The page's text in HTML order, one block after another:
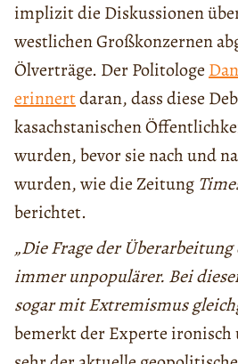
implizit die Diskussionen
westlichen Großkonzernen
Ölverträge. Der Politologe
erinnertdaran, dass diese
kasachstanischen
wurden, bevor sie nach und
wurden, wie die Zeitung
berichtet.
„Die Frage der
immer unpopulärer. Bei
sogar mit Extremismus
bemerkt der Experte ironisch